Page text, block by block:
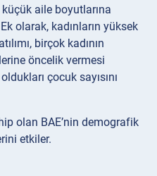
aile boyutlarına
olarak, kadınların yüksek
birçok kadının
öncelik vermesi
çocuk sayısını
olan BAE’nin demografik
etkiler.